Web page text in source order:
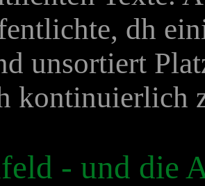
dh
unsortiert
kontinuierlich
- und die